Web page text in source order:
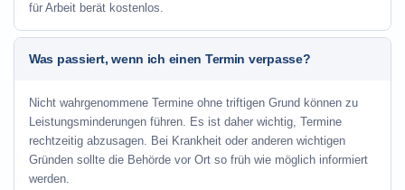
für Arbeit berät kostenlos.
Was passiert, wenn ich einen Termin verpasse?
Nicht wahrgenommene Termine ohne triftigen Grund können zu
Leistungsminderungen führen. Es ist daher wichtig, Termine
rechtzeitig abzusagen. Bei Krankheit oder anderen wichtigen
Gründen sollte die Behörde vor Ort so früh wie möglich informiert
werden.